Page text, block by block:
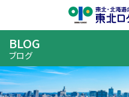
BLOG
ブログ